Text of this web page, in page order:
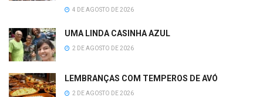
4 DE AGOSTO DE 2026
UMA LINDA CASINHA AZUL
2 DE AGOSTO DE 2026
LEMBRANÇAS COM TEMPEROS DE AVÓ
2 DE AGOSTO DE 2026